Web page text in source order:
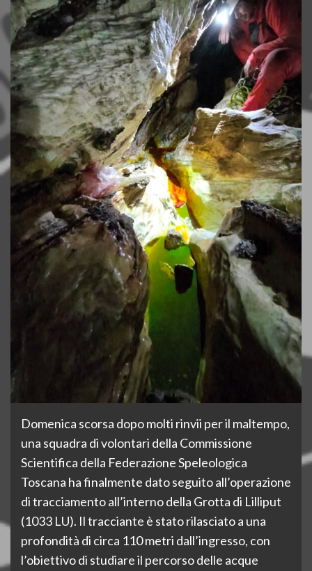
Domenica scorsa dopo molti rinvii per il maltempo,
una squadra di volontari della Commissione
Scientifica della Federazione Speleologica
Toscana ha finalmente dato seguito all’operazione
di tracciamento all’interno della Grotta di Lilliput
(1033 LU). Il tracciante è stato rilasciato a una
profondità di circa 110 metri dall’ingresso, con
l’obiettivo di studiare il percorso delle acque